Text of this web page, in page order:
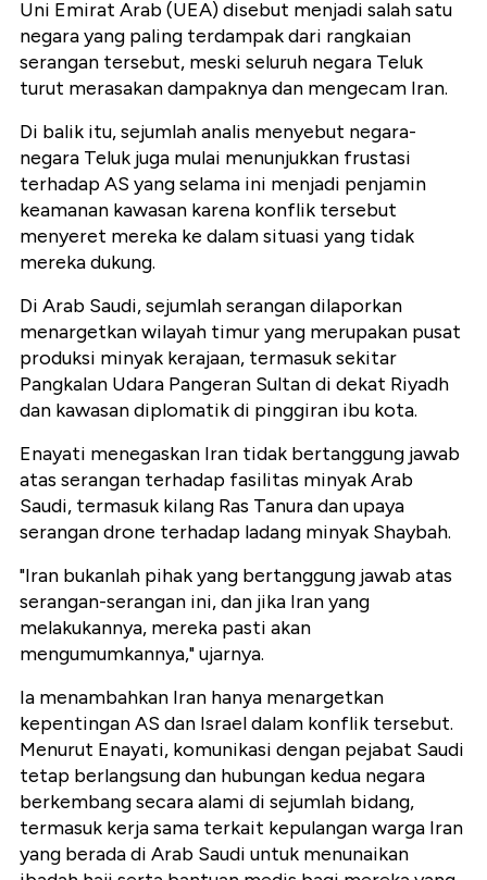
Uni Emirat Arab (UEA) disebut menjadi salah satu
negara yang paling terdampak dari rangkaian
serangan tersebut, meski seluruh negara Teluk
turut merasakan dampaknya dan mengecam Iran.
Di balik itu, sejumlah analis menyebut negara-
negara Teluk juga mulai menunjukkan frustasi
terhadap AS yang selama ini menjadi penjamin
keamanan kawasan karena konflik tersebut
menyeret mereka ke dalam situasi yang tidak
mereka dukung.
Di Arab Saudi, sejumlah serangan dilaporkan
menargetkan wilayah timur yang merupakan pusat
produksi minyak kerajaan, termasuk sekitar
Pangkalan Udara Pangeran Sultan di dekat Riyadh
dan kawasan diplomatik di pinggiran ibu kota.
Enayati menegaskan Iran tidak bertanggung jawab
atas serangan terhadap fasilitas minyak Arab
Saudi, termasuk kilang Ras Tanura dan upaya
serangan drone terhadap ladang minyak Shaybah.
"Iran bukanlah pihak yang bertanggung jawab atas
serangan-serangan ini, dan jika Iran yang
melakukannya, mereka pasti akan
mengumumkannya," ujarnya.
Ia menambahkan Iran hanya menargetkan
kepentingan AS dan Israel dalam konflik tersebut.
Menurut Enayati, komunikasi dengan pejabat Saudi
tetap berlangsung dan hubungan kedua negara
berkembang secara alami di sejumlah bidang,
termasuk kerja sama terkait kepulangan warga Iran
yang berada di Arab Saudi untuk menunaikan